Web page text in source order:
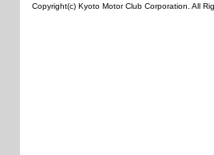
Copyright(c) Kyoto Motor Club Corporation. All